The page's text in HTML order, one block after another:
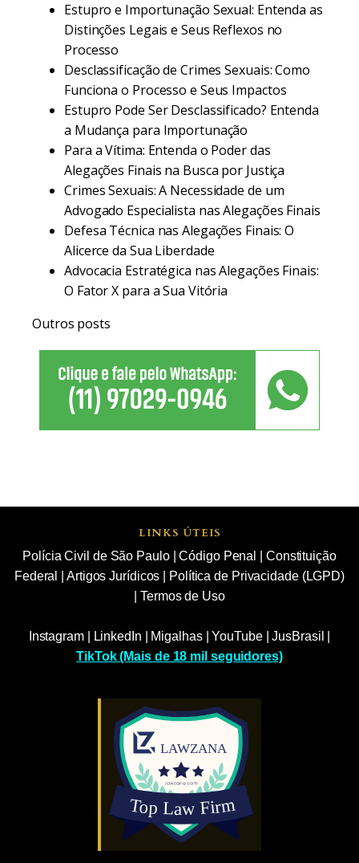
Estupro e Importunação Sexual: Entenda as
Distinções Legais e Seus Reflexos no
Processo
Desclassificação de Crimes Sexuais: Como
Funciona o Processo e Seus Impactos
Estupro Pode Ser Desclassificado? Entenda
a Mudança para Importunação
Para a Vítima: Entenda o Poder das
Alegações Finais na Busca por Justiça
Crimes Sexuais: A Necessidade de um
Advogado Especialista nas Alegações Finais
Defesa Técnica nas Alegações Finais: O
Alicerce da Sua Liberdade
Advocacia Estratégica nas Alegações Finais:
O Fator X para a Sua Vitória
Outros posts
LINKS ÚTEIS
Polícia Civil de São Paulo|Código Penal
Constituição
Federal
Artigos Jurídicos
Política de Privacidade (LGPD)
|Termos de Uso
Instagram| LinkedIn Migalhas|YouTube|JusBrasil
TikTok (Mais de 18 mil seguidores)